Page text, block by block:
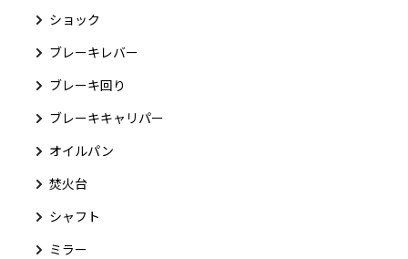
ショック
ブレーキレバー
ブレーキ回り
ブレーキキャリパー
オイルパン
焚火台
シャフト
ミラー